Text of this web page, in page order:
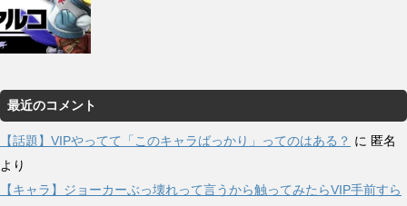
最近のコメント
【話題】VIPやってて「このキャラばっかり」ってのはある？ に 匿名
より
【キャラ】ジョーカーぶっ壊れって言うから触ってみたらVIP手前すら